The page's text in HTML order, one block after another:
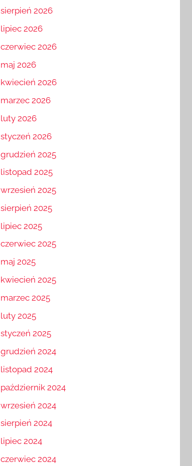
sierpień 2026
lipiec 2026
czerwiec 2026
maj 2026
kwiecień 2026
marzec 2026
luty 2026
styczeń 2026
grudzień 2025
listopad 2025
wrzesień 2025
sierpień 2025
lipiec 2025
czerwiec 2025
maj 2025
kwiecień 2025
marzec 2025
luty 2025
styczeń 2025
grudzień 2024
listopad 2024
październik 2024
wrzesień 2024
sierpień 2024
lipiec 2024
czerwiec 2024